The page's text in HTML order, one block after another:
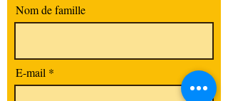
Nom de famille
E-mail